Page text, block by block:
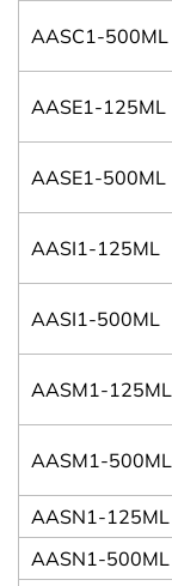
AASC1-500ML
AASE1-125ML
AASE1-500ML
AASI1-125ML
AASI1-500ML
AASM1-125ML
AASM1-500ML
AASN1-125ML
AASN1-500ML